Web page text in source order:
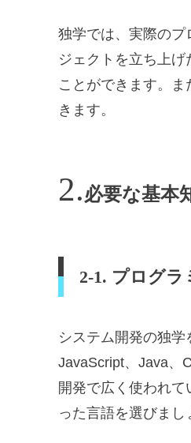
独学では、実際の
ジェクトを立ち上
ことができます。
きます。
必要な基本
2-1. プログラ
システム開発の独
JavaScript、Java、
開発で広く使われ
った言語を選びまし